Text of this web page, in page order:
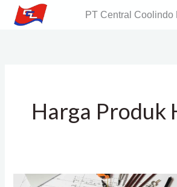
PT Central Coolindo
Harga Produk
Tips